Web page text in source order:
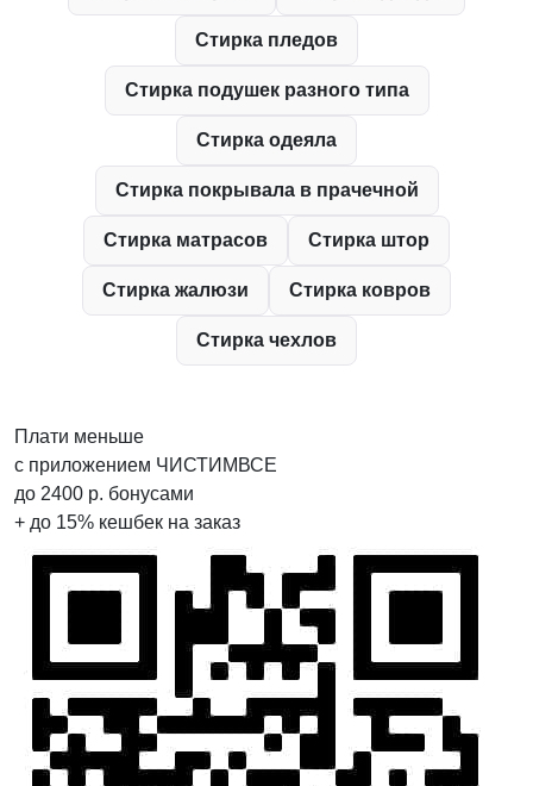
Стирка пледов
Стирка подушек разного типа
Стирка одеяла
Cтирка покрывала в прачечной
Стирка матрасов Стирка штор
Стирка жалюзи Стирка ковров
Стирка чехлов
Плати меньше
с приложением ЧИСТИМВСЕ
до 2400 р. бонусами
+ до 15% кешбек на заказ